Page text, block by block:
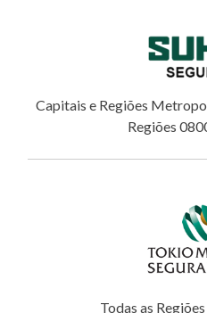
Capitais e Regiões
Regiões
Todas as